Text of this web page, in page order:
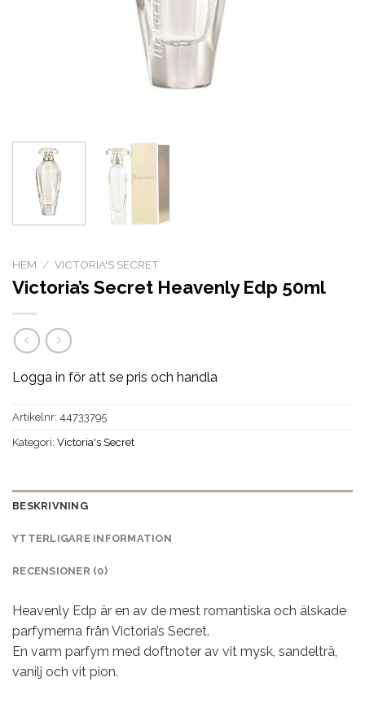
HEM / VICTORIA'S SECRET
Victoria’s Secret Heavenly Edp 50ml
Logga in för att se pris och handla
Artikelnr: 44733795
Kategori: Victoria's Secret
BESKRIVNING
YTTERLIGARE INFORMATION
RECENSIONER (0)
Heavenly Edp är en av de mest romantiska och älskade
parfymerna från Victoria’s Secret.
En varm parfym med doftnoter av vit mysk, sandelträ,
vanilj och vit pion.